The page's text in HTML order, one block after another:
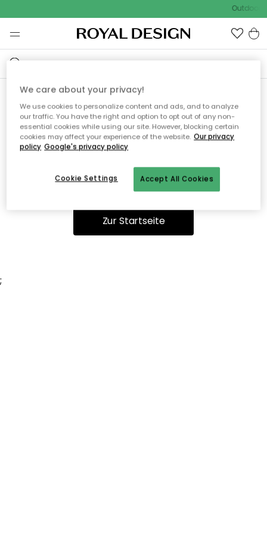
Outdoor
Ooops, die Seite wurde nicht
gefunden.
Sie können auf unserer Startseiteweiter navigieren.
Zur Startseite
;
We care about your privacy!
We use cookies to personalize content and ads, and to analyze
our traffic. You have the right and option to opt out of any non-
essential cookies while using our site. However, blocking certain
cookies may affect your experience of the website. Our privacy
policy Google's privacy policy
Accept All Cookies
Cookie Settings